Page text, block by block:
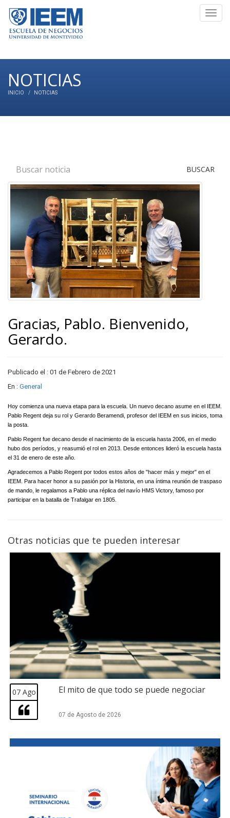
NOTICIAS
INICIO NOTICIAS
BUSCAR
Gracias, Pablo. Bienvenido,
Gerardo.
Publicado el : 01 de Febrero de 2021
En : General
Hoy comienza una nueva etapa para la escuela. Un nuevo decano asume en el IEEM.
Pablo Regent deja su rol y Gerardo Beramendi, profesor del IEEM en sus inicios, toma
la posta.
Pablo Regent fue decano desde el nacimiento de la escuela hasta 2006, en el medio
hubo dos períodos, y reasumió el rol en 2013. Desde entonces lideró la escuela hasta
el 31 de enero de este año.
Agradecemos a Pablo Regent por todos estos años de "hacer más y mejor" en el
IEEM. Para hacer honor a su pasión por la Historia, en una íntima reunión de traspaso
de mando, le regalamos a Pablo una réplica del navío HMS Victory, famoso por
participar en la batalla de Trafalgar en 1805.
Otras noticias que te pueden interesar
07 Ago El mito de que todo se puede negociar
07 de Agosto de 2026